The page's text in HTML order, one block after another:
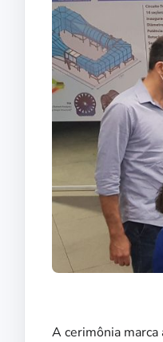
A cerimônia